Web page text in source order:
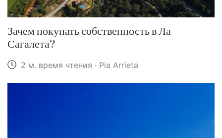
Зачем покупать собственность в Ла
Сагалета?
2 м. время чтения · Pia Arrieta